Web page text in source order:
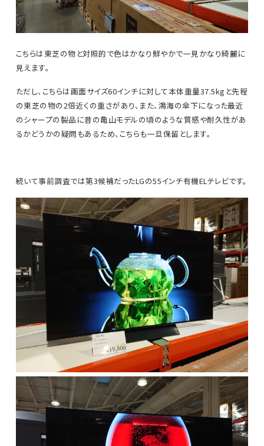
こちらは東芝の物と対照的で色はかなり鮮やかで一見かなり綺麗に
見えます。
ただし、こちらは画面サイズ60インチに対して本体重量37.5kgと先程
の東芝の物の2倍近くの重さがあり、また、鴻海の傘下になった最近
のシャープの製品に昔の亀山モデルの頃のような質感や耐久性があ
るかどうかの疑問もあるため、こちらも一旦保留とします。
続いて事前調査では第3候補だったLGの55インチ有機ELテレビです。